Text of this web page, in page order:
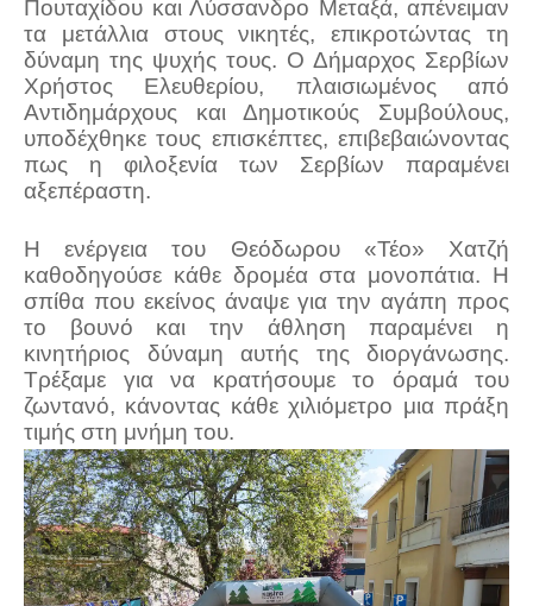
Πουταχίδου και Λύσσανδρο Μεταξά, απένειμαν
τα μετάλλια στους νικητές, επικροτώντας τη
δύναμη της ψυχής τους. Ο Δήμαρχος Σερβίων
Χρήστος Ελευθερίου, πλαισιωμένος από
Αντιδημάρχους και Δημοτικούς Συμβούλους,
υποδέχθηκε τους επισκέπτες, επιβεβαιώνοντας
πως η φιλοξενία των Σερβίων παραμένει
αξεπέραστη.
Η ενέργεια του Θεόδωρου «Τέο» Χατζή
καθοδηγούσε κάθε δρομέα στα μονοπάτια. Η
σπίθα που εκείνος άναψε για την αγάπη προς
το βουνό και την άθληση παραμένει η
κινητήριος δύναμη αυτής της διοργάνωσης.
Τρέξαμε για να κρατήσουμε το όραμά του
ζωντανό, κάνοντας κάθε χιλιόμετρο μια πράξη
τιμής στη μνήμη του.